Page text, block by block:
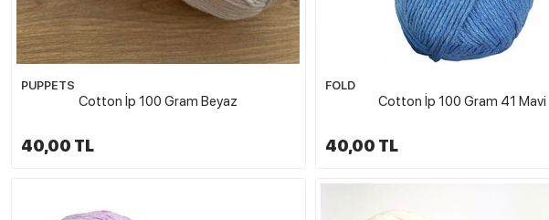
PUPPETS
Cotton İp 100 Gram Beyaz
40,00 TL
FOLD
Cotton İp 100 Gram 41 Mavi
40,00 TL